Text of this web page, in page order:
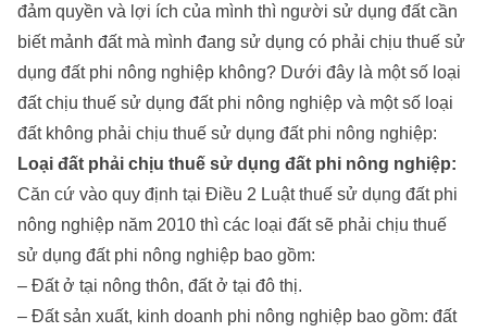
đảm quyền và lợi ích của mình thì người sử dụng đất cần
biết mảnh đất mà mình đang sử dụng có phải chịu thuế sử
dụng đất phi nông nghiệp không? Dưới đây là một số loại
đất chịu thuế sử dụng đất phi nông nghiệp và một số loại
đất không phải chịu thuế sử dụng đất phi nông nghiệp:
Loại đất phải chịu thuế sử dụng đất phi nông nghiệp:
Căn cứ vào quy định tại Điều 2 Luật thuế sử dụng đất phi
nông nghiệp năm 2010 thì các loại đất sẽ phải chịu thuế
sử dụng đất phi nông nghiệp bao gồm:
– Đất ở tại nông thôn, đất ở tại đô thị.
– Đất sản xuất, kinh doanh phi nông nghiệp bao gồm: đất